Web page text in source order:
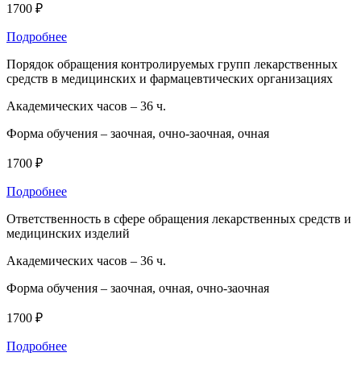
1700 ₽
Подробнее
Порядок обращения контролируемых групп лекарственных
средств в медицинских и фармацевтических организациях
Академических часов – 36 ч.
Форма обучения – заочная, очно-заочная, очная
1700 ₽
Подробнее
Ответственность в сфере обращения лекарственных средств и
медицинских изделий
Академических часов – 36 ч.
Форма обучения – заочная, очная, очно-заочная
1700 ₽
Подробнее